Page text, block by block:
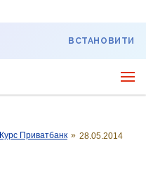
ВСТАНОВИТИ
Курс Приватбанк » 28.05.2014